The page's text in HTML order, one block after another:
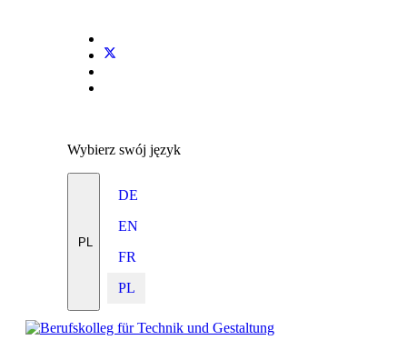
Wybierz swój język
PL
DE
EN
FR
PL